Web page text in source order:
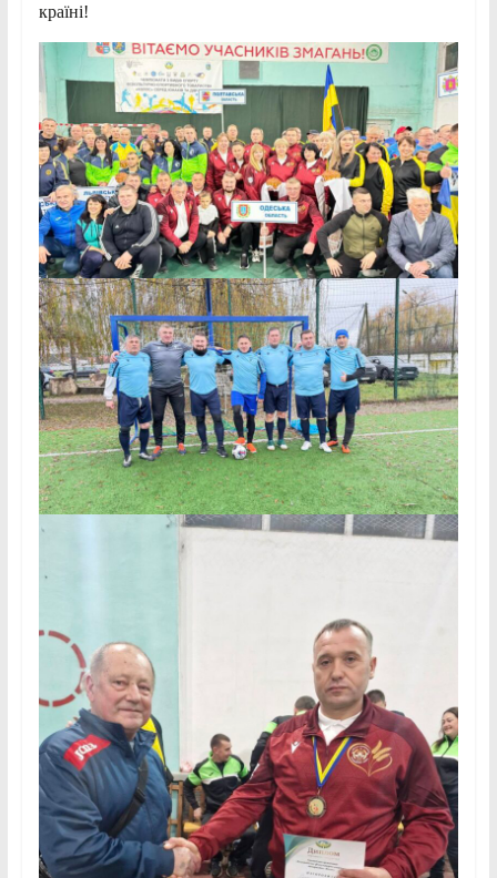
країні!